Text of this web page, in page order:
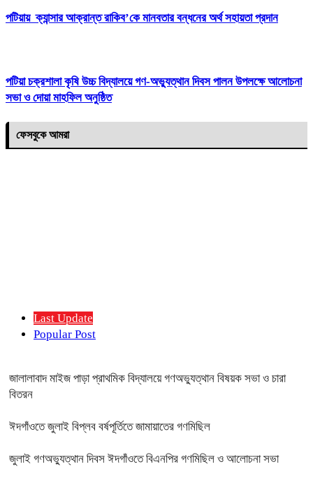
পটিয়ায় ক্যান্সার আক্রান্ত রাকিব’কে মানবতার বন্ধনের অর্থ সহায়তা প্রদান
পটিয়া চক্রশালা কৃষি উচ্চ বিদ্যালয়ে গণ-অভ্যুত্থান দিবস পালন উপলক্ষে আলোচনা
সভা ও দোয়া মাহফিল অনুষ্ঠিত
ফেসবুকে আমরা
Last Update
Popular Post
জালালাবাদ মাইজ পাড়া প্রাথমিক বিদ্যালয়ে গণঅভ্যুত্থান বিষয়ক সভা ও চারা
বিতরন
ঈদগাঁওতে জুলাই বিপ্লব বর্ষপূর্তিতে জামায়াতের গণমিছিল
জুলাই গণঅভ্যুত্থান দিবস ঈদগাঁওতে বিএনপির গণমিছিল ও আলোচনা সভা